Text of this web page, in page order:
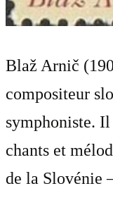
Blaž Arnič
compositeur
symphoniste.
chants et
de la Slovénie